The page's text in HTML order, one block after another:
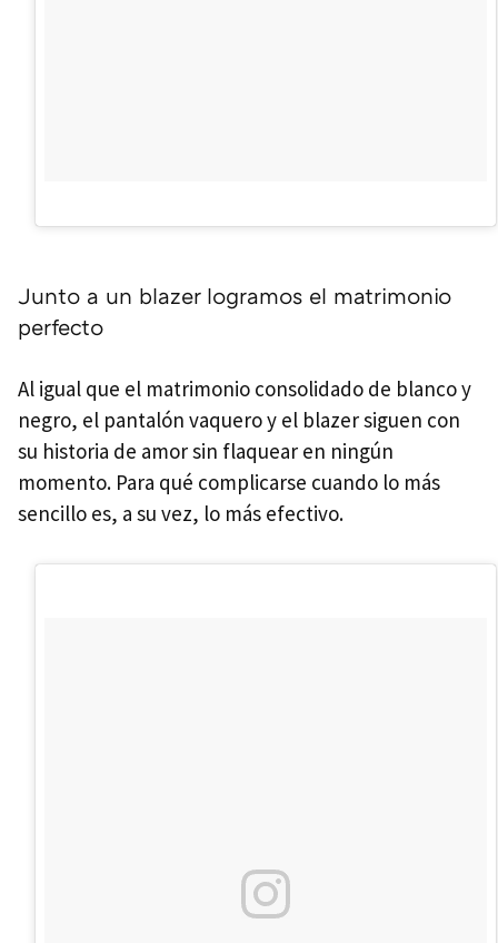
Junto a un blazer logramos el matrimonio
perfecto
Al igual que el matrimonio consolidado de blanco y
negro, el pantalón vaquero y el blazer siguen con
su historia de amor sin flaquear en ningún
momento. Para qué complicarse cuando lo más
sencillo es, a su vez, lo más efectivo.